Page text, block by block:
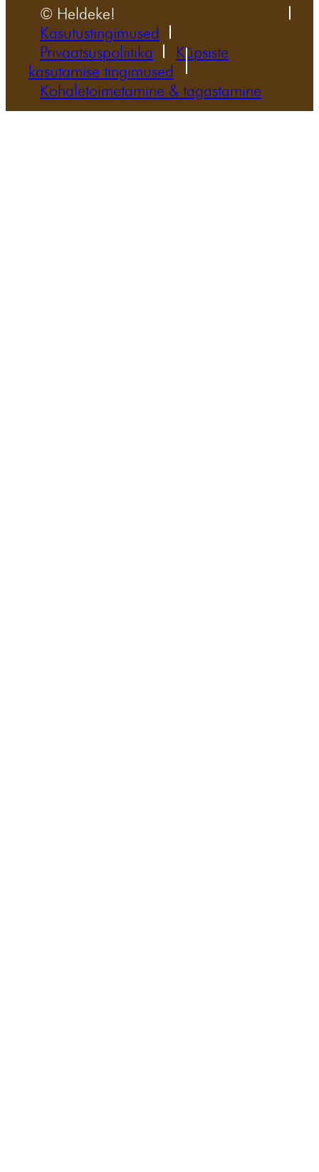
© Heldeke!
Kasutustingimused
Privaatsuspoliitika
Küpsiste
kasutamise tingimused
Kohaletoimetamine & tagastamine